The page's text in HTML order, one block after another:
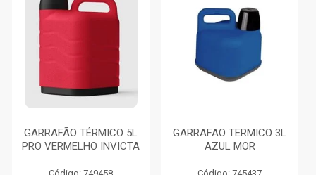
GARRAFÃO TÉRMICO 5L
PRO VERMELHO INVICTA
GARRAFAO TERMICO 3L
AZUL MOR